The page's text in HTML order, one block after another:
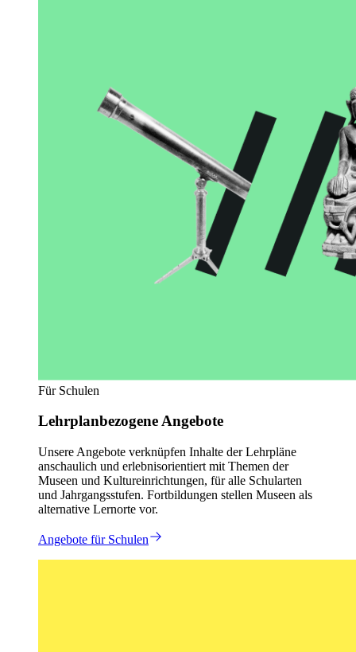
Für Schulen
Lehrplanbezogene Angebote
Unsere Angebote verknüpfen Inhalte der Lehrpläne
anschaulich und erlebnisorientiert mit Themen der
Museen und Kultureinrichtungen, für alle Schularten
und Jahrgangsstufen. Fortbildungen stellen Museen als
alternative Lernorte vor.
Angebote für Schulen